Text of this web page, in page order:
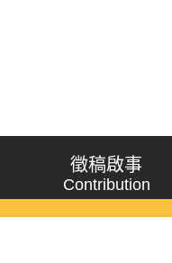
徵稿啟事
Contribution